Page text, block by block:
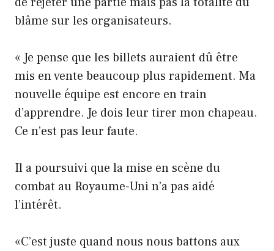
blâme sur les organisateurs.
« Je pense que les billets auraient dû être
mis en vente beaucoup plus rapidement. Ma
nouvelle équipe est encore en train
d’apprendre. Je dois leur tirer mon chapeau.
Ce n’est pas leur faute.
Il a poursuivi que la mise en scène du
combat au Royaume-Uni n’a pas aidé
l’intérêt.
«C’est juste quand nous nous battons aux